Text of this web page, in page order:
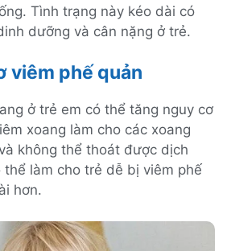
Tình trạng này kéo dài có
dưỡng và cân nặng ở trẻ.
viêm phế quản
ở trẻ em có thể tăng nguy cơ
xoang làm cho các xoang
không thể thoát được dịch
thể làm cho trẻ dễ bị viêm phế
hơn.